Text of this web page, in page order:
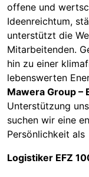
offene und
Ideenreichtum,
unterstützt die
Mitarbeitenden.
hin zu einer
lebenswerten
Mawera Group –
Unterstützung
suchen wir eine
Persönlichkeit als
Logistiker EFZ